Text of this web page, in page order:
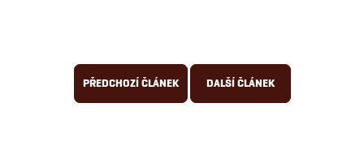
PŘEDCHOZÍ ČLÁNEK DALŠÍ ČLÁNEK